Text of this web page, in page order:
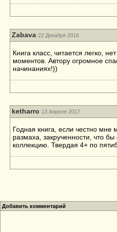
Zabava 22 Декабря 2016
Книга класс, читается легко,
моментов. Автору огромное
начинаниях!))
ketharro 13 Апреля 2017
Годная книга, если честно мне
размаха, закрученности, что бы
коллекцию. Твердая 4+ по
Добавить комментарий